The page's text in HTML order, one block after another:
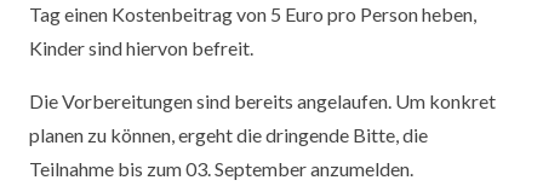
Tag einen Kostenbeitrag von 5 Euro pro Person heben,
Kinder sind hiervon befreit.
Die Vorbereitungen sind bereits angelaufen. Um konkret
planen zu können, ergeht die dringende Bitte, die
Teilnahme bis zum 03. September anzumelden.